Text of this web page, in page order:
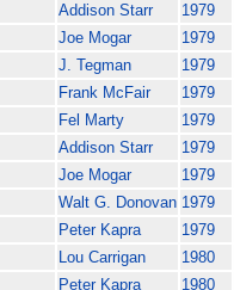
Addison Starr 1979
Joe Mogar 1979
J. Tegman 1979
Frank McFair 1979
Fel Marty 1979
Addison Starr 1979
Joe Mogar 1979
Walt G. Donovan 1979
Peter Kapra 1979
Lou Carrigan 1980
Peter Kapra 1980